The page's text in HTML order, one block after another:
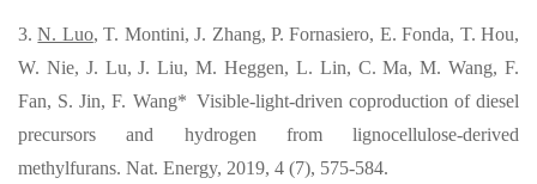
3.N. Luo, T. Montini, J. Zhang, P. Fornasiero, E. Fonda, T. Hou,
W. Nie, J. Lu, J. Liu, M. Heggen, L. Lin, C. Ma, M. Wang, F.
Fan, S. Jin, F. Wang* Visible-light-driven coproduction of diesel
precursors and hydrogen from lignocellulose-derived
methylfurans. Nat. Energy, 2019, 4 (7), 575-584.